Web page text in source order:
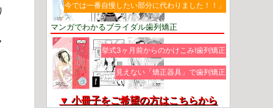
今では一番自慢したい部分に代わりました！！」
マンガでわかるブライダル歯列矯正
挙式3ヶ月前からのかけこみ!歯列矯正
見えない「矯正器具」で歯列矯正
▼ 小冊子をご希望の方はこちらから